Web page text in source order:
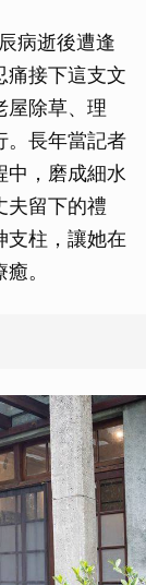
病逝後遭逢
痛接下這支文
屋除草、理
。長年當記者
中，磨成細水
夫留下的禮
支柱，讓她在
。